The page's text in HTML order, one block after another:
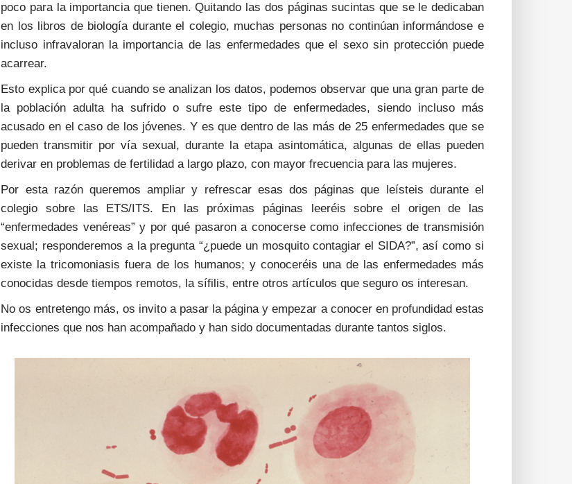
poco para la importancia que tienen. Quitando las dos páginas sucintas que se le dedicaban
en los libros de biología durante el colegio, muchas personas no continúan informándose e
incluso infravaloran la importancia de las enfermedades que el sexo sin protección puede
acarrear.
Esto explica por qué cuando se analizan los datos, podemos observar que una gran parte de
la población adulta ha sufrido o sufre este tipo de enfermedades, siendo incluso más
acusado en el caso de los jóvenes. Y es que dentro de las más de 25 enfermedades que se
pueden transmitir por vía sexual, durante la etapa asintomática, algunas de ellas pueden
derivar en problemas de fertilidad a largo plazo, con mayor frecuencia para las mujeres.
Por esta razón queremos ampliar y refrescar esas dos páginas que leísteis durante el
colegio sobre las ETS/ITS. En las próximas páginas leeréis sobre el origen de las
“enfermedades venéreas” y por qué pasaron a conocerse como infecciones de transmisión
sexual; responderemos a la pregunta “¿puede un mosquito contagiar el SIDA?”, así como si
existe la tricomoniasis fuera de los humanos; y conoceréis una de las enfermedades más
conocidas desde tiempos remotos, la sífilis, entre otros artículos que seguro os interesan.
No os entretengo más, os invito a pasar la página y empezar a conocer en profundidad estas
infecciones que nos han acompañado y han sido documentadas durante tantos siglos.